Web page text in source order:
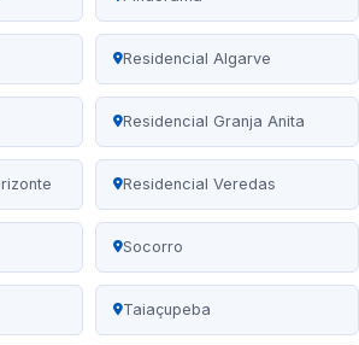
Residencial Algarve
Residencial Granja Anita
Residencial Veredas
Socorro
Taiaçupeba